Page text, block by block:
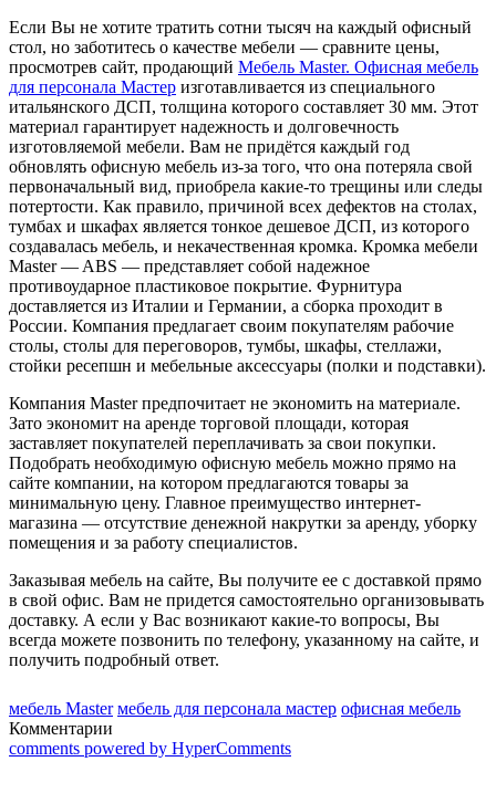
Если Вы не хотите тратить сотни тысяч на каждый офисный
стол, но заботитесь о качестве мебели — сравните цены,
просмотрев сайт, продающий Мебель Master. Офисная мебель
для персонала Мастер изготавливается из специального
итальянского ДСП, толщина которого составляет 30 мм. Этот
материал гарантирует надежность и долговечность
изготовляемой мебели. Вам не придётся каждый год
обновлять офисную мебель из-за того, что она потеряла свой
первоначальный вид, приобрела какие-то трещины или следы
потертости. Как правило, причиной всех дефектов на столах,
тумбах и шкафах является тонкое дешевое ДСП, из которого
создавалась мебель, и некачественная кромка. Кромка мебели
Master — ABS — представляет собой надежное
противоударное пластиковое покрытие. Фурнитура
доставляется из Италии и Германии, а сборка проходит в
России. Компания предлагает своим покупателям рабочие
столы, столы для переговоров, тумбы, шкафы, стеллажи,
стойки ресепшн и мебельные аксессуары (полки и подставки).
Компания Master предпочитает не экономить на материале.
Зато экономит на аренде торговой площади, которая
заставляет покупателей переплачивать за свои покупки.
Подобрать необходимую офисную мебель можно прямо на
сайте компании, на котором предлагаются товары за
минимальную цену. Главное преимущество интернет-
магазина — отсутствие денежной накрутки за аренду, уборку
помещения и за работу специалистов.
Заказывая мебель на сайте, Вы получите ее с доставкой прямо
в свой офис. Вам не придется самостоятельно организовывать
доставку. А если у Вас возникают какие-то вопросы, Вы
всегда можете позвонить по телефону, указанному на сайте, и
получить подробный ответ.
мебель Master мебель для персонала мастер офисная мебель
Комментарии
comments powered by HyperComments